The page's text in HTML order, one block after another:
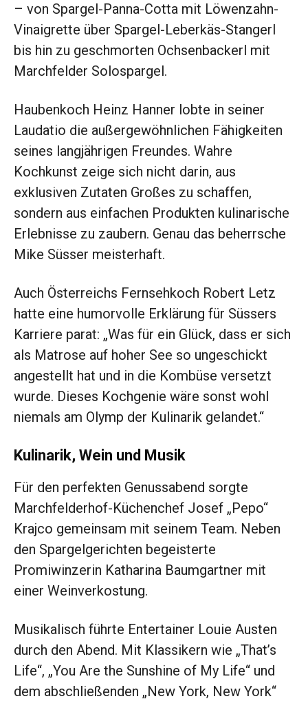
– von Spargel-Panna-Cotta mit Löwenzahn-
Vinaigrette über Spargel-Leberkäs-Stangerl
bis hin zu geschmorten Ochsenbackerl mit
Marchfelder Solospargel.
Haubenkoch Heinz Hanner lobte in seiner
Laudatio die außergewöhnlichen Fähigkeiten
seines langjährigen Freundes. Wahre
Kochkunst zeige sich nicht darin, aus
exklusiven Zutaten Großes zu schaffen,
sondern aus einfachen Produkten kulinarische
Erlebnisse zu zaubern. Genau das beherrsche
Mike Süsser meisterhaft.
Auch Österreichs Fernsehkoch Robert Letz
hatte eine humorvolle Erklärung für Süssers
Karriere parat: „Was für ein Glück, dass er sich
als Matrose auf hoher See so ungeschickt
angestellt hat und in die Kombüse versetzt
wurde. Dieses Kochgenie wäre sonst wohl
niemals am Olymp der Kulinarik gelandet.“
Kulinarik, Wein und Musik
Für den perfekten Genussabend sorgte
Marchfelderhof-Küchenchef Josef „Pepo“
Krajco gemeinsam mit seinem Team. Neben
den Spargelgerichten begeisterte
Promiwinzerin Katharina Baumgartner mit
einer Weinverkostung.
Musikalisch führte Entertainer Louie Austen
durch den Abend. Mit Klassikern wie „That’s
Life“, „You Are the Sunshine of My Life“ und
dem abschließenden „New York, New York“